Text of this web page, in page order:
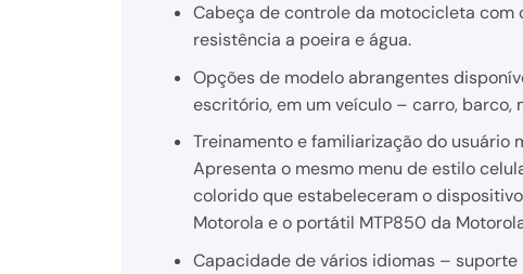
Cabeça de controle da motocicleta com
resistência a poeira e água.
Opções de modelo abrangentes
escritório, em um veículo – carro, barco,
Treinamento e familiarização do usuário
Apresenta o mesmo menu de estilo
colorido que estabeleceram o
Motorola e o portátil MTP850 da
Capacidade de vários idiomas –